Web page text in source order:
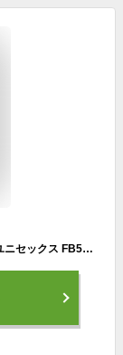
ナイキ Dri-FIT クラブ キャップ ホワイト/ブラック ユニセックス FB5682-100